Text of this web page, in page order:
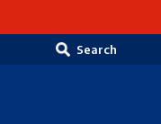
Search